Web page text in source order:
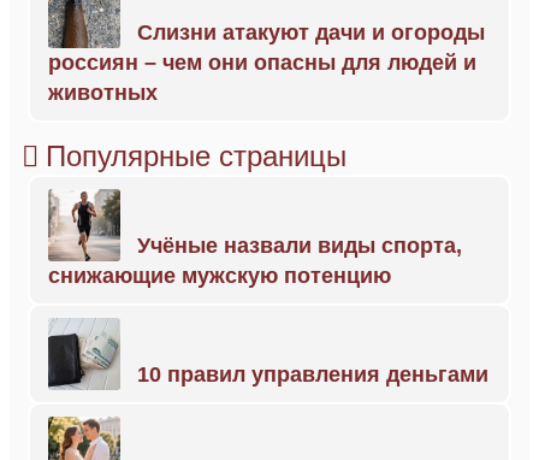
Слизни атакуют дачи и огороды
россиян – чем они опасны для людей и
животных
Популярные страницы
Учёные назвали виды спорта,
снижающие мужскую потенцию
10 правил управления деньгами